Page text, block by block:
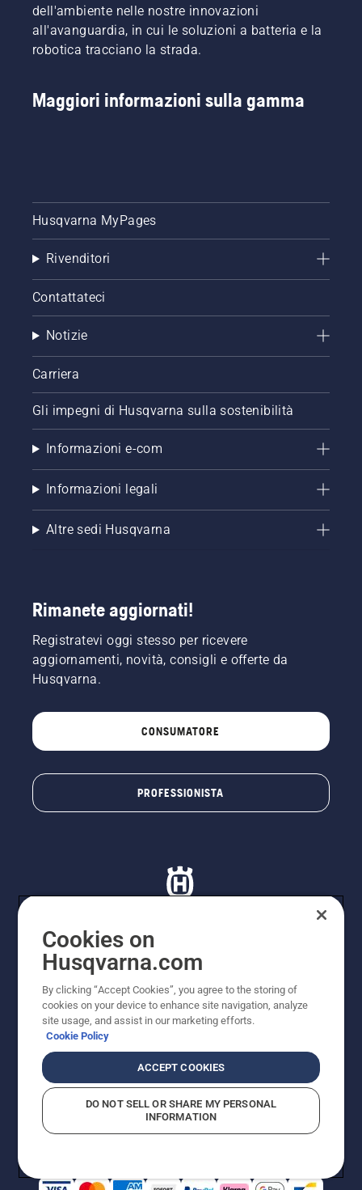
dell'ambiente nelle nostre innovazioni
all'avanguardia, in cui le soluzioni a batteria e la
robotica tracciano la strada.
Maggiori informazioni sulla gamma
Husqvarna MyPages
Rivenditori
Contattateci
Notizie
Carriera
Gli impegni di Husqvarna sulla sostenibilità
Informazioni e-com
Informazioni legali
Altre sedi Husqvarna
Rimanete aggiornati!
Registratevi oggi stesso per ricevere
aggiornamenti, novità, consigli e offerte da
Husqvarna.
CONSUMATORE
PROFESSIONISTA
© Husqvarna AB (publ). Tutti i diritti riservati. I prezzi
Husqvarna Schweiz AG per i rivenditori specializzati
aderenti all’iniziativa, prezzi in CHF comprensivi di IVA
all’ 8,1% e TRA. Con riserva di modifica. Tutti i prezzi
indicati sono prezzi al dettaglio consigliati (IVA inclusa),
a meno che il prodotto non sia disponibile per l'acquisto
Informativa sulla privacyRiferimentiCGVF Negozio online
Segnalazione di presunte violazioni
Cookies on
Husqvarna.com
By clicking “Accept Cookies”, you agree to the storing of
cookies on your device to enhance site navigation, analyze
site usage, and assist in our marketing efforts.
Cookie Policy
ACCEPT COOKIES
DO NOT SELL OR SHARE MY PERSONAL
INFORMATION